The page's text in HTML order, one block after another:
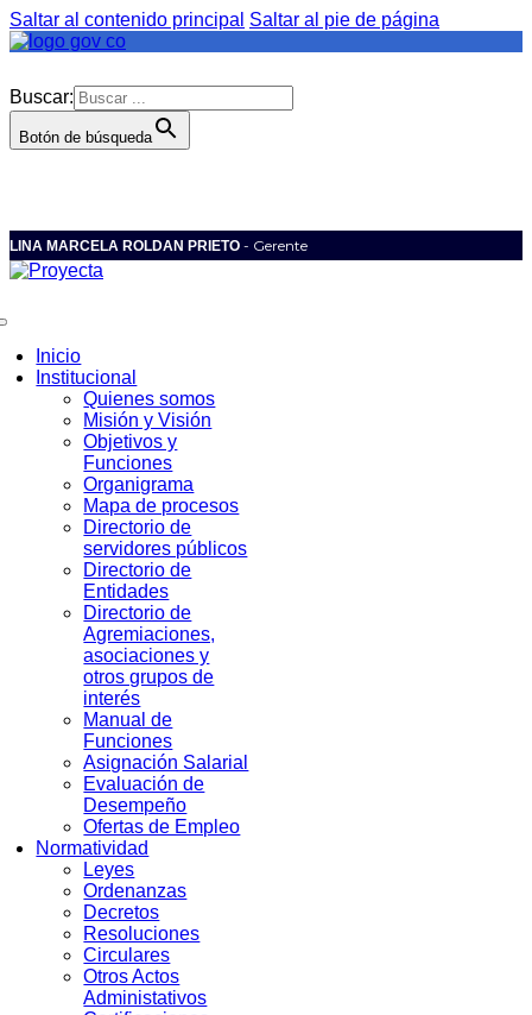
Saltar al contenido principal Saltar al pie de página
Buscar:
Botón de búsqueda
LINA MARCELA ROLDAN PRIETO - Gerente
Inicio
Institucional
Quienes somos
Misión y Visión
Objetivos y
Funciones
Organigrama
Mapa de procesos
Directorio de
servidores públicos
Directorio de
Entidades
Directorio de
Agremiaciones,
asociaciones y
otros grupos de
interés
Manual de
Funciones
Asignación Salarial
Evaluación de
Desempeño
Ofertas de Empleo
Normatividad
Leyes
Ordenanzas
Decretos
Resoluciones
Circulares
Otros Actos
Administativos